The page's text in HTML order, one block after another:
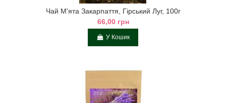
Чай М'ята Закарпаття, Гірський Луг, 100г
66,00 грн
У Кошик